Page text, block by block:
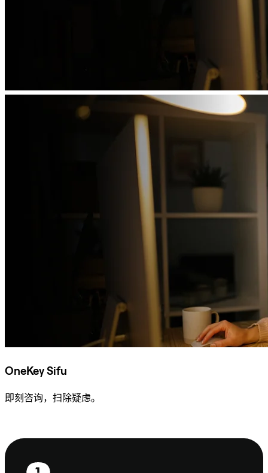
OneKey Sifu
即刻咨询，扫除疑虑。
页